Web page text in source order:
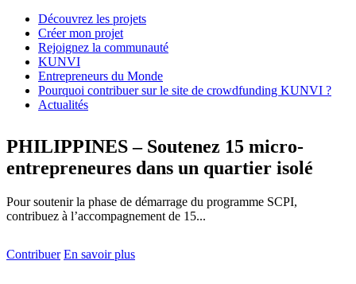
Découvrez les projets
Créer mon projet
Rejoignez la communauté
KUNVI
Entrepreneurs du Monde
Pourquoi contribuer sur le site de crowdfunding KUNVI ?
Actualités
PHILIPPINES – Soutenez 15 micro-
entrepreneures dans un quartier isolé
Pour soutenir la phase de démarrage du programme SCPI,
contribuez à l’accompagnement de 15...
Contribuer En savoir plus